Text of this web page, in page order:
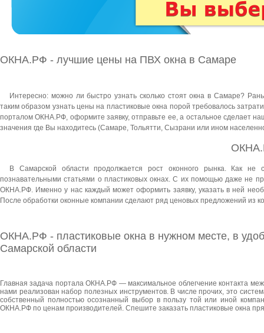
ОКНА.РФ - лучшие цены на ПВХ окна в Самаре
Интересно: можно ли быстро узнать сколько стоят окна в Самаре?
таким образом узнать цены на пластиковые окна порой требовалось
порталом ОКНА.РФ, оформите заявку, отправьте ее, а остальное сделает
значения где Вы находитесь (Самаре, Тольятти, Сызрани или ином
В Самарской области продолжается рост оконного рынка. Как не
познавательными статьями о пластиковых окнах. С их помощью даже не
ОКНА.РФ. Именно у нас каждый может оформить заявку, указать в ней
После обработки оконные компании сделают ряд ценовых предложений из
ОКНА.РФ - пластиковые окна в нужном месте, в
Самарской области
Главная задача портала ОКНА.РФ — максимальное облегчение контакта
нами реализован набор полезных инструментов. В числе прочих, это
собственный полностью осознанный выбор в пользу той или иной
ОКНА.РФ по ценам производителей. Спешите заказать пластиковые окна